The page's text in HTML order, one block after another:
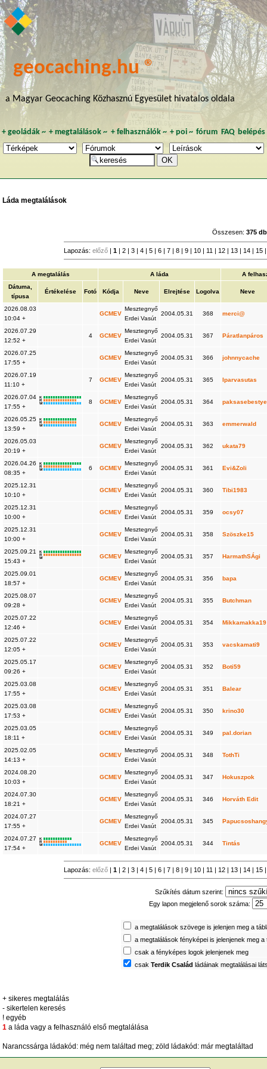
geocaching.hu ®
a Magyar Geocaching Közhasznú Egyesület hivatalos oldala
+ geoládák~ +megtalálások ~ + felhasználók~ + poi~ fórum FAQ belépés
Láda megtalálások
Összesen:375 db
Lapozás:előző |1 | 2 | 3 | 4 | 5 | 6 | 7 | 8 | 9 | 10 | 11 | 12 | 13 | 14 | 15
A megtalálás A láda
A
Dátuma,
típusa
Értékelése Fotó Kódja Neve Elrejtése Logolva Neve
2026.08.03
10:04 +
GCMEV
Mesztegnyő
Erdei Vasút
2004.05.31 368 merci@
2026.07.29
12:52 +
4 GCMEV
Mesztegnyő
Erdei Vasút
2004.05.31 367 Páratlanpáros
2026.07.25
17:55 +
GCMEV
Mesztegnyő
Erdei Vasút
2004.05.31 366 johnnycache
2026.07.19
11:10 +
7 GCMEV
Mesztegnyő
Erdei Vasút
2004.05.31 365 Iparvasutas
2026.07.04
17:55 +
K
R
W
8 GCMEV
Mesztegnyő
Erdei Vasút
2004.05.31 364
2026.05.25
13:59 +
K
R
W
GCMEV
Mesztegnyő
Erdei Vasút
2004.05.31 363 emmerwald
2026.05.03
20:19 +
GCMEV
Mesztegnyő
Erdei Vasút
2004.05.31 362 ukata79
2026.04.26
08:35 +
K
R
W
6 GCMEV
Mesztegnyő
Erdei Vasút
2004.05.31 361 Evi&Zoli
2025.12.31
10:10 +
GCMEV
Mesztegnyő
Erdei Vasút
2004.05.31 360 Tibi1983
2025.12.31
10:00 +
GCMEV
Mesztegnyő
Erdei Vasút
2004.05.31 359 ocsy07
2025.12.31
10:00 +
GCMEV
Mesztegnyő
Erdei Vasút
2004.05.31 358 Szöszke15
2025.09.21
15:43 +
K
R
W
GCMEV
Mesztegnyő
Erdei Vasút
2004.05.31 357 HarmathSÁgi
2025.09.01
18:57 +
GCMEV
Mesztegnyő
Erdei Vasút
2004.05.31 356 bapa
2025.08.07
09:28 +
GCMEV
Mesztegnyő
Erdei Vasút
2004.05.31 355 Butchman
2025.07.22
12:46 +
GCMEV
Mesztegnyő
Erdei Vasút
2004.05.31 354 Mikkamakka19
2025.07.22
12:05 +
GCMEV
Mesztegnyő
Erdei Vasút
2004.05.31 353 vacskamati9
2025.05.17
09:26 +
GCMEV
Mesztegnyő
Erdei Vasút
2004.05.31 352 Boti59
2025.03.08
17:55 +
GCMEV
Mesztegnyő
Erdei Vasút
2004.05.31 351 Balear
2025.03.08
17:53 +
GCMEV
Mesztegnyő
Erdei Vasút
2004.05.31 350 krino30
2025.03.05
18:11 +
GCMEV
Mesztegnyő
Erdei Vasút
2004.05.31 349 pal.dorian
2025.02.05
14:13 +
GCMEV
Mesztegnyő
Erdei Vasút
2004.05.31 348 TothTi
2024.08.20
10:03 +
GCMEV
Mesztegnyő
Erdei Vasút
2004.05.31 347 Hokuszpok
2024.07.30
18:21 +
GCMEV
Mesztegnyő
Erdei Vasút
2004.05.31 346 Horváth Edit
2024.07.27
17:55 +
GCMEV
Mesztegnyő
Erdei Vasút
2004.05.31 345
2024.07.27
17:54 +
K
R
W
GCMEV
Mesztegnyő
Erdei Vasút
2004.05.31 344 Tintás
Lapozás:előző |1 | 2 | 3 | 4 | 5 | 6 | 7 | 8 | 9 | 10 | 11 | 12 | 13 | 14 | 15
Szűkítés dátum szerint:
Egy lapon megjelenő sorok száma:
a megtalálások szövege is jelenjen meg a
a megtalálások fényképei is jelenjenek meg a
csak a fényképes logok jelenjenek meg
csakTerdik Család ládáinak megtalálásai
+ sikeres megtalálás
- sikertelen keresés
! egyéb
1 a láda vagy a felhasználó első megtalálása
Narancssárga ládakód: még nem találtad meg; zöld ládakód: már megtaláltad